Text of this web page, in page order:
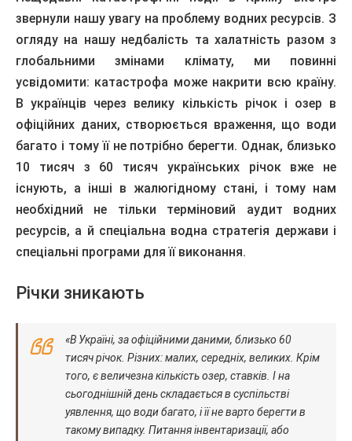
звернули нашу увагу на проблему водних ресурсів. З
огляду на нашу недбалість та халатність разом з
глобальними змінами клімату, ми повинні
усвідомити: катастрофа може накрити всю країну.
В українців через велику кількість річок і озер в
офіційних даних, створюється враження, що води
багато і тому її не потрібно берегти. Однак, близько
10 тисяч з 60 тисяч українських річок вже не
існують, а інші в жалюгідному стані, і тому нам
необхідний не тільки терміновий аудит водних
ресурсів, а й спеціальна водна стратегія держави і
спеціальні програми для її виконання.
Річки зникають
«В Україні, за офіційними даними, близько 60
тисяч річок. Різних: малих, середніх, великих. Крім
того, є величезна кількість озер, ставків. І на
сьогоднішній день складається в суспільстві
уявлення, що води багато, і її не варто берегти в
такому випадку. Питання інвентаризації, або